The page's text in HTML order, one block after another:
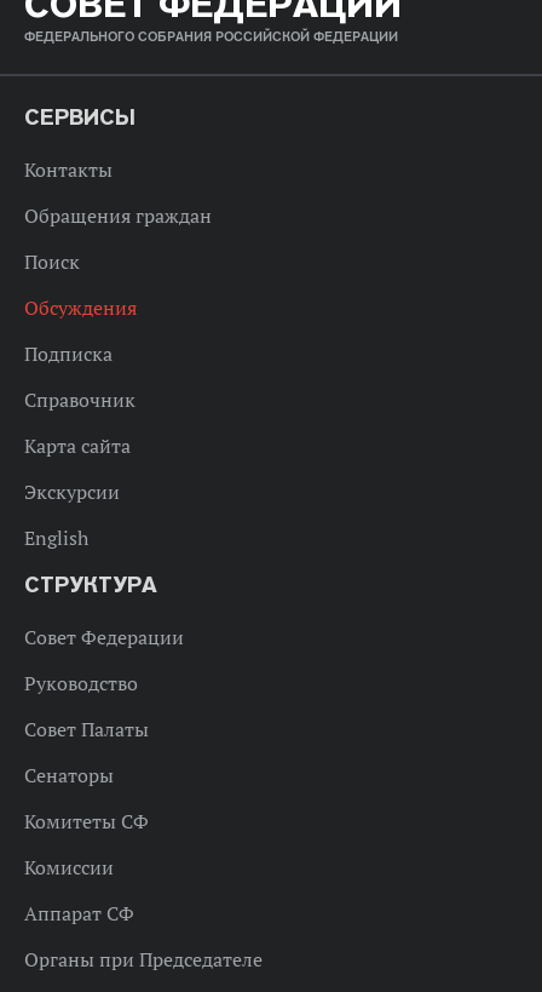
ФЕДЕРАЛЬНОГО СОБРАНИЯ РОССИЙСКОЙ ФЕДЕРАЦИИ
СЕРВИСЫ
Контакты
Обращения граждан
Поиск
Обсуждения
Подписка
Справочник
Карта сайта
Экскурсии
English
СТРУКТУРА
Совет Федерации
Руководство
Совет Палаты
Сенаторы
Комитеты СФ
Комиссии
Аппарат СФ
Органы при Председателе